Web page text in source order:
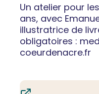
Un atelier pour
ans, avec
illustratrice de
obligatoires :
coeurdenacre.fr